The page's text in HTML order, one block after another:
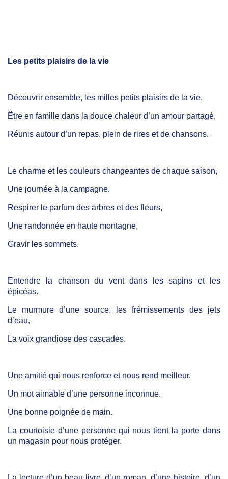
Les petits plaisirs de la vie
Découvrir ensemble, les milles petits plaisirs de la vie,
Être en famille dans la douce chaleur d’un amour partagé,
Réunis autour d’un repas, plein de rires et de chansons.
Le charme et les couleurs changeantes de chaque saison,
Une journée à la campagne.
Respirer le parfum des arbres et des fleurs,
Une randonnée en haute montagne,
Gravir les sommets.
Entendre la chanson du vent dans les sapins et les
épicéas.
Le murmure d’une source, les frémissements des jets
d’eau,
La voix grandiose des cascades.
Une amitié qui nous renforce et nous rend meilleur.
Un mot aimable d’une personne inconnue.
Une bonne poignée de main.
La courtoisie d’une personne qui nous tient la porte dans
un magasin pour nous protéger.